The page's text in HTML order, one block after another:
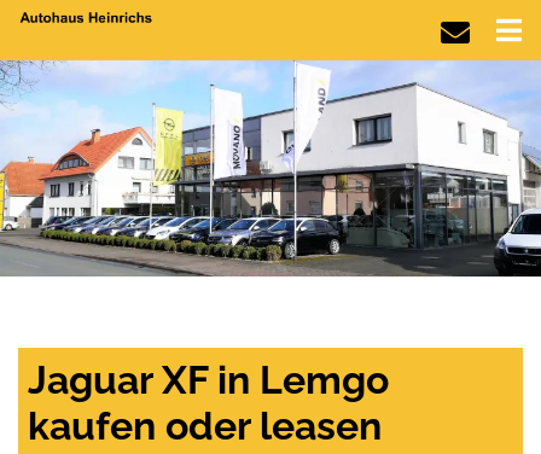
Jaguar XF in Lemgo
kaufen oder leasen